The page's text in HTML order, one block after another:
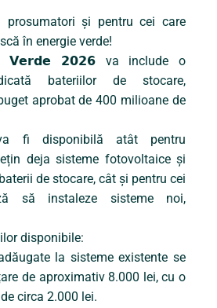
prosumatori și pentru cei care
în energie verde!
𝗩𝗲𝗿𝗱𝗲 𝟮𝟬𝟮𝟲 va include o
bateriilor de stocare,
aprobat de 400 milioane de
fi disponibilă atât pentru
deja sisteme fotovoltaice și
de stocare, cât și pentru cei
să instaleze sisteme noi,
disponibile:
la sisteme existente se
de aproximativ 8.000 lei, cu o
circa 2.000 lei.